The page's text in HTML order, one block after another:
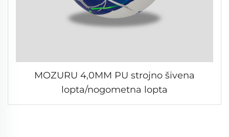
MOZURU 4,0MM PU strojno šivena
lopta/nogometna lopta